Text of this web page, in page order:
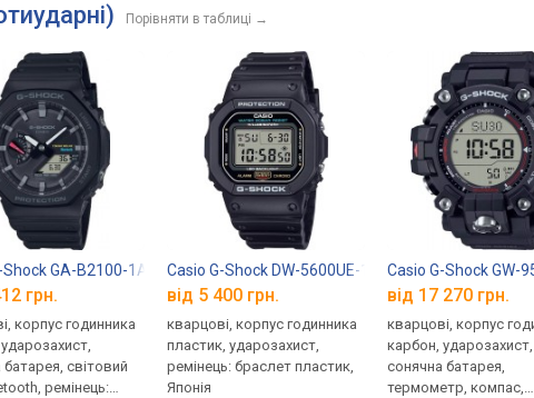
Порівняти в таблиці →
Shock GA-B2100-1A
грн.
корпус годинника
світовий
ремінець:
Casio G-Shock DW-5600UE-1
від 5 400 грн.
кварцові, корпус годинника
пластик, ударозахист,
ремінець: браслет пластик,
Японія
Casio G-Shock GW-
від 17 270 грн.
кварцові, корпус
карбон, ударозахист,
сонячна батарея,
термометр, компас,